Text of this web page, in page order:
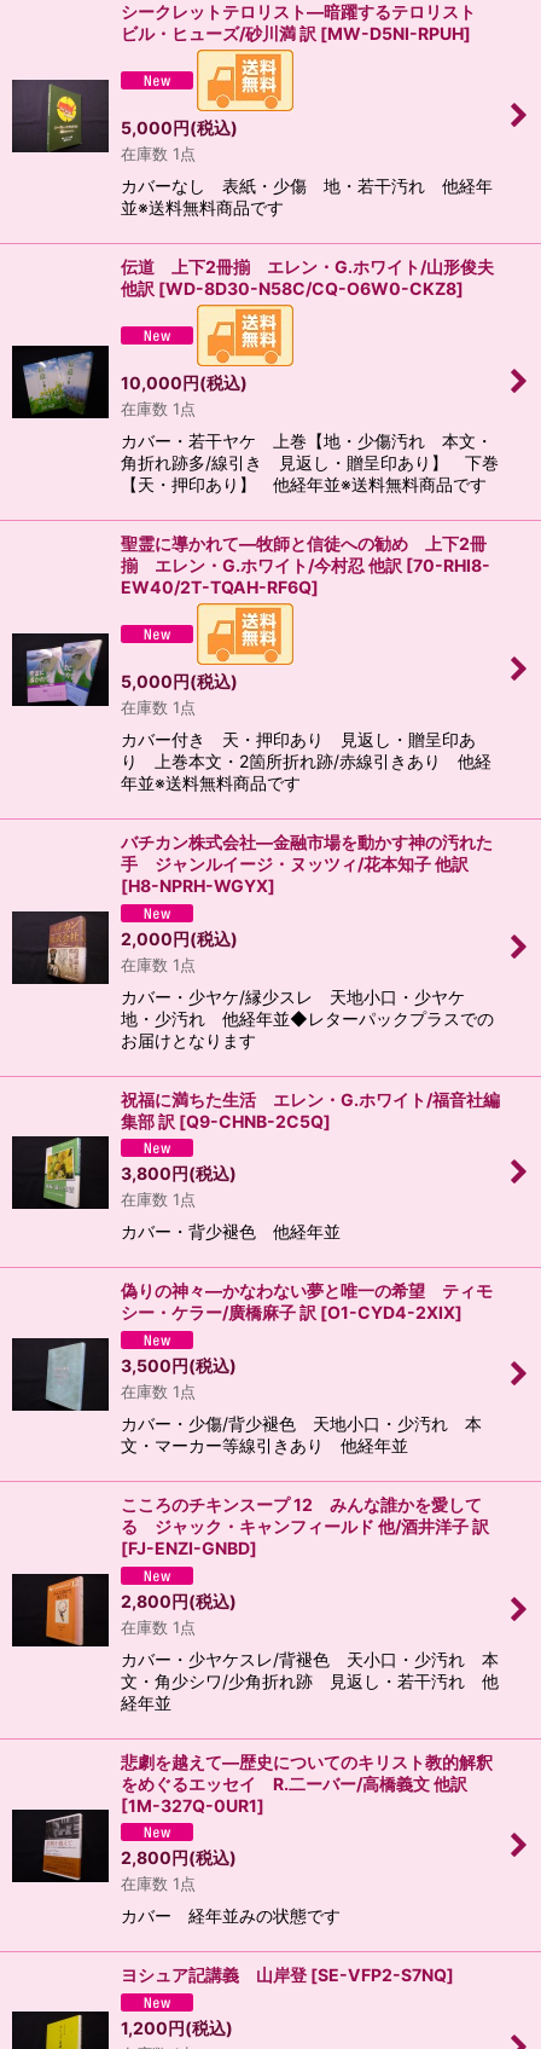
シークレットテロリスト―暗躍するテロリスト
ビル・ヒューズ/砂川満 訳 [MW-D5NI-RPUH]
5,000円(税込)
在庫数 1点
カバーなし 表紙・少傷 地・若干汚れ 他経年
並※送料無料商品です
伝道 上下2冊揃 エレン・G.ホワイト/山形俊夫
他訳 [WD-8D30-N58C/CQ-O6W0-CKZ8]
10,000円(税込)
在庫数 1点
カバー・若干ヤケ 上巻【地・少傷汚れ 本文・
角折れ跡多/線引き 見返し・贈呈印あり】 下巻
【天・押印あり】 他経年並※送料無料商品です
聖霊に導かれて―牧師と信徒への勧め 上下2冊
揃 エレン・G.ホワイト/今村忍 他訳 [70-RHI8-
EW40/2T-TQAH-RF6Q]
5,000円(税込)
在庫数 1点
カバー付き 天・押印あり 見返し・贈呈印あ
り 上巻本文・2箇所折れ跡/赤線引きあり 他経
年並※送料無料商品です
バチカン株式会社―金融市場を動かす神の汚れた
手 ジャンルイージ・ヌッツィ/花本知子 他訳
[H8-NPRH-WGYX]
2,000円(税込)
在庫数 1点
カバー・少ヤケ/縁少スレ 天地小口・少ヤケ
地・少汚れ 他経年並◆レターパックプラスでの
お届けとなります
祝福に満ちた生活 エレン・G.ホワイト/福音社編
集部 訳 [Q9-CHNB-2C5Q]
3,800円(税込)
在庫数 1点
カバー・背少褪色 他経年並
偽りの神々―かなわない夢と唯一の希望 ティモ
シー・ケラー/廣橋麻子 訳 [O1-CYD4-2XIX]
3,500円(税込)
在庫数 1点
カバー・少傷/背少褪色 天地小口・少汚れ 本
文・マーカー等線引きあり 他経年並
こころのチキンスープ 12 みんな誰かを愛して
る ジャック・キャンフィールド 他/酒井洋子 訳
[FJ-ENZI-GNBD]
2,800円(税込)
在庫数 1点
カバー・少ヤケスレ/背褪色 天小口・少汚れ 本
文・角少シワ/少角折れ跡 見返し・若干汚れ 他
経年並
悲劇を越えて―歴史についてのキリスト教的解釈
をめぐるエッセイ R.二ーバー/高橋義文 他訳
[1M-327Q-0UR1]
2,800円(税込)
在庫数 1点
カバー 経年並みの状態です
ヨシュア記講義 山岸登 [SE-VFP2-S7NQ]
1,200円(税込)